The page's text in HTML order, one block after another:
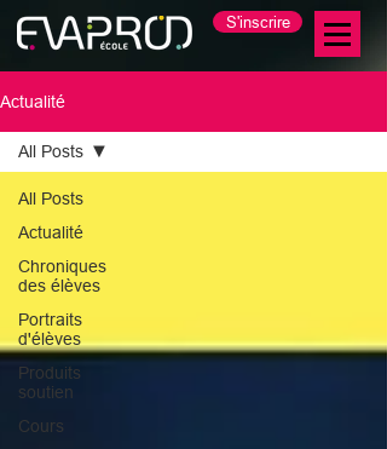
S'inscrire
Actualité
All Posts
Actualité
Chroniques
des élèves
Portraits
d'élèves
Produits
soutien
Cours
All Posts